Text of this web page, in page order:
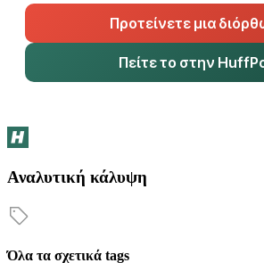
Προτείνετε μια
Πείτε το στην
Αναλυτική κάλυψη
Όλα τα σχετικά tags